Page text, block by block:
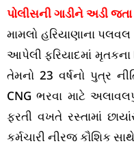
પોલીસની ગાડીને અડી
મામલો હરિયાણાના
આપેલી ફરિયાદમાં
તેમનો 23 વર્ષનો પુત્ર
CNG ભરવા માટે
ફરતી વખતે રસ્તામાં
કર્મચારી નીરજ કૌશિક